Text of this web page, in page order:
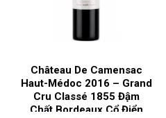
Château De Camensac
Haut-Médoc 2016 – Grand
Cru Classé 1855 Đậm
Chất Bordeaux Cổ Điển